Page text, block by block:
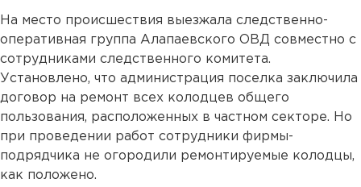
На место происшествия выезжала следственно-
оперативная группа Алапаевского ОВД совместно с
сотрудниками следственного комитета.
Установлено, что администрация поселка заключила
договор на ремонт всех колодцев общего
пользования, расположенных в частном секторе. Но
при проведении работ сотрудники фирмы-
подрядчика не огородили ремонтируемые колодцы,
как положено.